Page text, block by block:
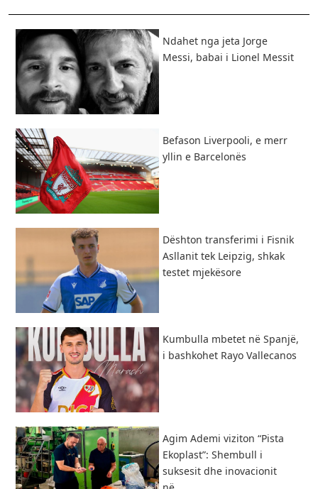
Ndahet nga jeta Jorge
Messi, babai i Lionel Messit
Befason Liverpooli, e merr
yllin e Barcelonës
Dështon transferimi i Fisnik
Asllanit tek Leipzig, shkak
testet mjekësore
Kumbulla mbetet në Spanjë,
i bashkohet Rayo Vallecanos
Agim Ademi viziton “Pista
Ekoplast”: Shembull i
suksesit dhe inovacionit